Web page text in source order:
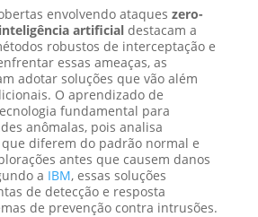
envolvendo ataques zero-
inteligência artificialdestacam a
robustos de interceptação e
essas ameaças, as
adotar soluções que vão além
O aprendizado de
fundamental para
anômalas, pois analisa
diferem do padrão normal e
antes que causem danos
a IBM, essas soluções
de detecção e resposta
de prevenção contra intrusões.